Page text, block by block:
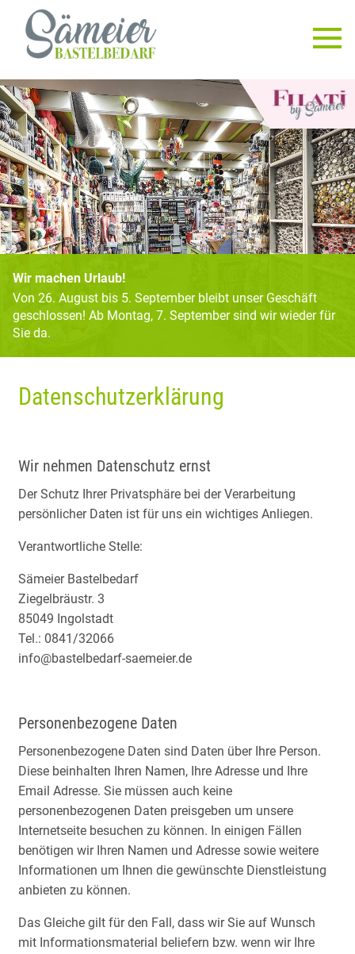
Wir machen Urlaub!
Von 26. August bis 5. September bleibt unser Geschäft
geschlossen! Ab Montag, 7. September sind wir wieder für
Sie da.
Datenschutzerklärung
Wir nehmen Datenschutz ernst
Der Schutz Ihrer Privatsphäre bei der Verarbeitung
persönlicher Daten ist für uns ein wichtiges Anliegen.
Verantwortliche Stelle:
Sämeier Bastelbedarf
Ziegelbräustr. 3
85049 Ingolstadt
Tel.: 0841/32066
info@bastelbedarf-saemeier.de
Personenbezogene Daten
Personenbezogene Daten sind Daten über Ihre Person.
Diese beinhalten Ihren Namen, Ihre Adresse und Ihre
Email Adresse. Sie müssen auch keine
personenbezogenen Daten preisgeben um unsere
Internetseite besuchen zu können. In einigen Fällen
benötigen wir Ihren Namen und Adresse sowie weitere
Informationen um Ihnen die gewünschte Dienstleistung
anbieten zu können.
Das Gleiche gilt für den Fall, dass wir Sie auf Wunsch
mit Informationsmaterial beliefern bzw. wenn wir Ihre